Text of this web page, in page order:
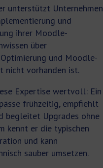
unterstützt Unternehmen
und
ihrer Moodle-
über
und Moodle-
nicht vorhanden ist.
Expertise wertvoll: Ein
frühzeitig, empfiehlt
begleitet Upgrades ohne
kennt er die typischen
und kann
sauber umsetzen.